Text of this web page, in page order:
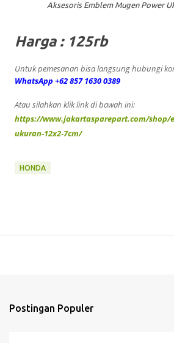
Aksesoris Emblem Mugen Power
Harga : 125rb
Untuk pemesanan bisa langsung hubungi
WhatsApp +62 857 1630 0389
Atau silahkan klik link di bawah ini:
https://www.jakartasparepart.com/shop/
ukuran-12x2-7cm/
HONDA
Postingan Populer